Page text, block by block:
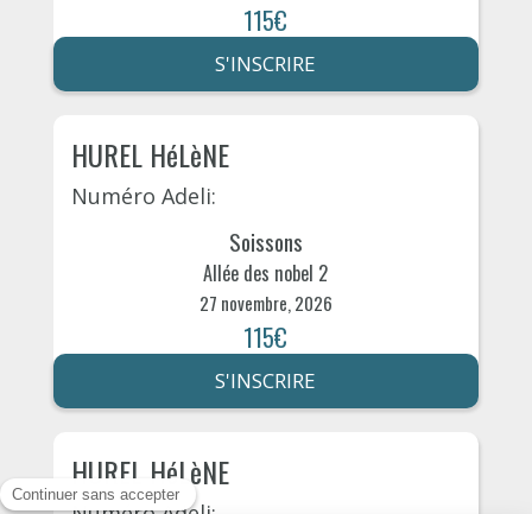
115€
S'INSCRIRE
HUREL HéLèNE
Numéro Adeli:
Soissons
Allée des nobel 2
27 novembre, 2026
115€
S'INSCRIRE
HUREL HéLèNE